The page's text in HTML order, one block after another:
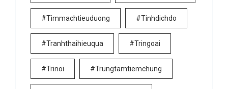
#timmachtieuduong #tinhdichdo
#tranhthaihieuqua #tringoai
#trinoi #trungtamtiemchung